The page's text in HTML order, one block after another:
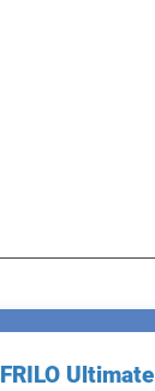
FRILO Ultimate